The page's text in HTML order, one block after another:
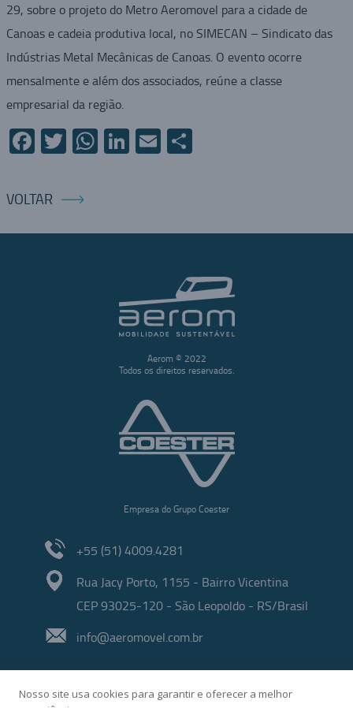
29, sobre o projeto do Metro Aeromovel para a cidade de
Canoas e cadeia produtiva local, no SIMECAN – Sindicato das
Indústrias Metal Mecânicas de Canoas. O evento ocorre
mensalmente e além dos associados, reúne a classe
empresarial da região.
Facebook
Twitter
WhatsApp
LinkedIn
EmailCompartilhar
VOLTAR
Aerom © 2022
Todos os direitos reservados.
Empresa do Grupo Coester
+55 (51) 4009.4281
Rua Jacy Porto, 1155 - Bairro Vicentina
CEP 93025-120 - São Leopoldo - RS/Brasil
info@aeromovel.com.br
Nosso site usa cookies para garantir e oferecer a melhor